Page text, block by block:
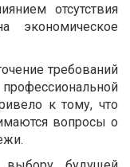
отсутствия
экономическое
требований
к тому, что
вопросы о